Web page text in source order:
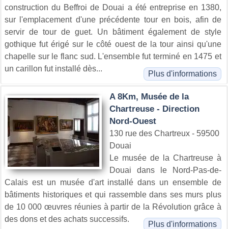
construction du Beffroi de Douai a été entreprise en 1380,
sur l'emplacement d'une précédente tour en bois, afin de
servir de tour de guet. Un bâtiment également de style
gothique fut érigé sur le côté ouest de la tour ainsi qu'une
chapelle sur le flanc sud. L'ensemble fut terminé en 1475 et
un carillon fut installé dès...
Plus d'informations
A 8Km, Musée de la
Chartreuse - Direction
Nord-Ouest
130 rue des Chartreux - 59500
Douai
Le musée de la Chartreuse à
Douai dans le Nord-Pas-de-
Calais est un musée d'art installé dans un ensemble de
bâtiments historiques et qui rassemble dans ses murs plus
de 10 000 œuvres réunies à partir de la Révolution grâce à
des dons et des achats successifs.
Plus d'informations